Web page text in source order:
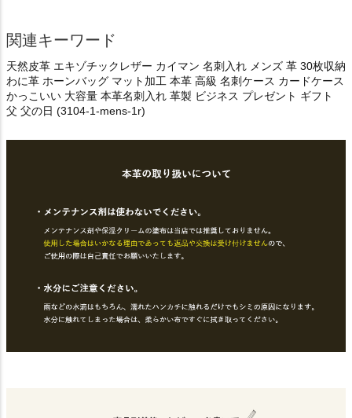
関連キーワード
天然皮革 エキゾチックレザー カイマン 名刺入れ メンズ 革 30枚収納
わに革 ホーンバッグ マット加工 本革 高級 名刺ケース カードケース
かっこいい 大容量 本革名刺入れ 革製 ビジネス プレゼント ギフト
父 父の日 (3104-1-mens-1r)